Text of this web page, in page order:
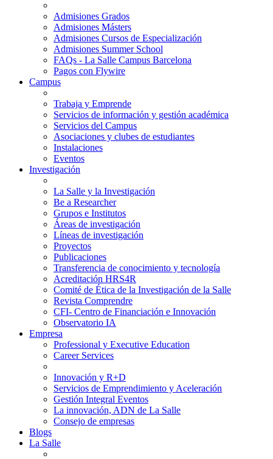
Admisiones Grados
Admisiones Másters
Admisiones Cursos de Especialización
Admisiones Summer School
FAQs - La Salle Campus Barcelona
Pagos con Flywire
Campus
Trabaja y Emprende
Servicios de información y gestión académica
Servicios del Campus
Asociaciones y clubes de estudiantes
Instalaciones
Eventos
Investigación
La Salle y la Investigación
Be a Researcher
Grupos e Institutos
Áreas de investigación
Líneas de investigación
Proyectos
Publicaciones
Transferencia de conocimiento y tecnología
Acreditación HRS4R
Comité de Ética de la Investigación de la Salle
Revista Comprendre
CFI- Centro de Financiación e Innovación
Observatorio IA
Empresa
Professional y Executive Education
Career Services
Innovación y R+D
Servicios de Emprendimiento y Aceleración
Gestión Integral Eventos
La innovación, ADN de La Salle
Consejo de empresas
Blogs
La Salle